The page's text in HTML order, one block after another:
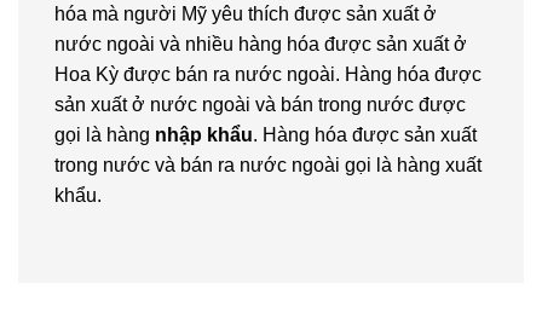
hóa mà người Mỹ yêu thích được sản xuất ở
nước ngoài và nhiều hàng hóa được sản xuất ở
Hoa Kỳ được bán ra nước ngoài. Hàng hóa được
sản xuất ở nước ngoài và bán trong nước được
gọi là hàng nhập khẩu. Hàng hóa được sản xuất
trong nước và bán ra nước ngoài gọi là hàng xuất
khẩu.